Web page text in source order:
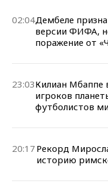
02:04Дембеле
версии ФИФА,
поражение от
23:03Килиан Мбаппе
игроков
футболистов
20:17 Рекорд
историю